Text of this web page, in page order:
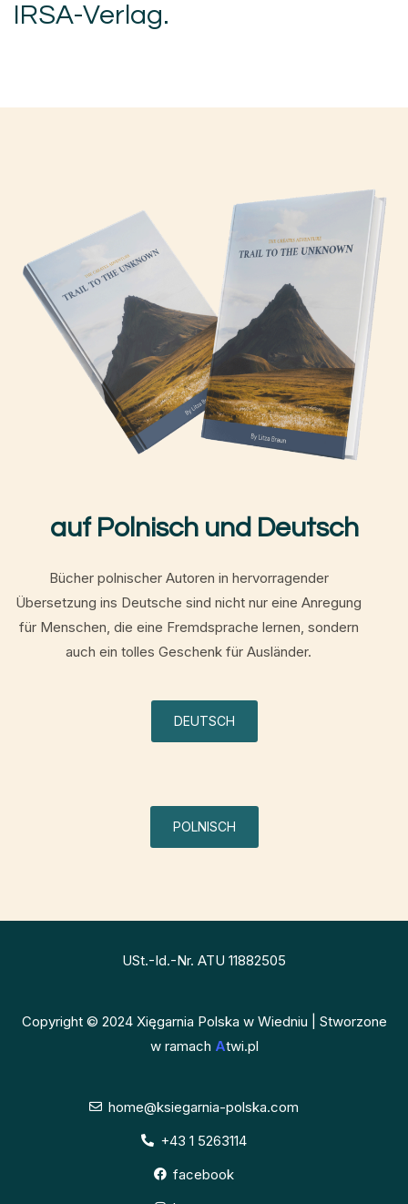
IRSA-Verlag.
auf Polnisch und Deutsch
Bücher polnischer Autoren in hervorragender
Übersetzung ins Deutsche sind nicht nur eine Anregung
für Menschen, die eine Fremdsprache lernen, sondern
auch ein tolles Geschenk für Ausländer.
DEUTSCH
POLNISCH
USt.-Id.-Nr. ATU 11882505
Copyright © 2024 Xięgarnia Polska w Wiedniu | Stworzone
w ramach Atwi.pl
home@ksiegarnia-polska.com
+43 1 5263114
facebook